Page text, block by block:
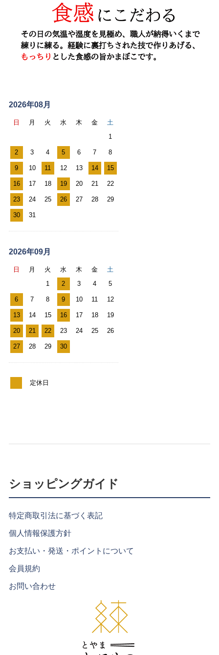
ュ
ル
カ
レ
ン
ダ
ー
2026年08月
日 月 火 水 木 金
土
1
2 3 4 5 6 7 8
9 10 11 12 13 14 15
16 17 18 19 20 21 22
23 24 25 26 27 28 29
30 31
2026年09月
日 月 火 水 木 金
土
1
2 3 4 5
6 7 8 9 10 11 12
13 14 15 16 17 18 19
20 21 22 23 24 25 26
27 28 29 30
定休日
ショッピングガイド
特定商取引法に基づく表記
個人情報保護方針
お支払い・発送・ポイントについて
会員規約
お問い合わせ